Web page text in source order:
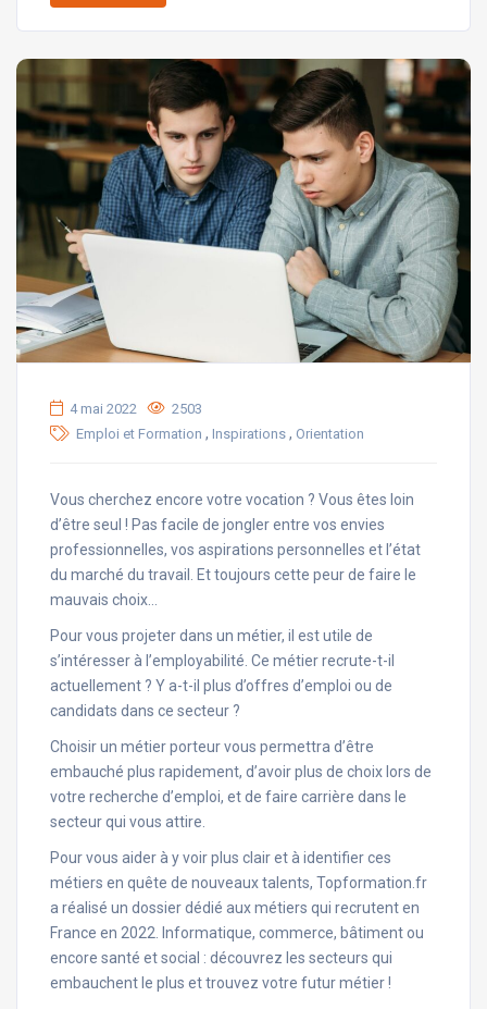
4 mai 2022
2503
Emploi et Formation , Inspirations , Orientation
Vous cherchez encore votre vocation ? Vous êtes loin
d’être seul ! Pas facile de jongler entre vos envies
professionnelles, vos aspirations personnelles et l’état
du marché du travail. Et toujours cette peur de faire le
mauvais choix…
Pour vous projeter dans un métier, il est utile de
s’intéresser à l’employabilité. Ce métier recrute-t-il
actuellement ? Y a-t-il plus d’offres d’emploi ou de
candidats dans ce secteur ?
Choisir un métier porteur vous permettra d’être
embauché plus rapidement, d’avoir plus de choix lors de
votre recherche d’emploi, et de faire carrière dans le
secteur qui vous attire.
Pour vous aider à y voir plus clair et à identifier ces
métiers en quête de nouveaux talents, Topformation.fr
a réalisé un dossier dédié aux métiers qui recrutent en
France en 2022. Informatique, commerce, bâtiment ou
encore santé et social : découvrez les secteurs qui
embauchent le plus et trouvez votre futur métier !